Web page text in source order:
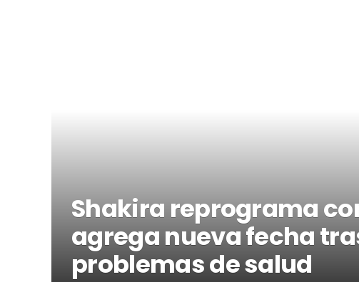
Shakira reprograma
agrega nueva fecha
problemas de salud